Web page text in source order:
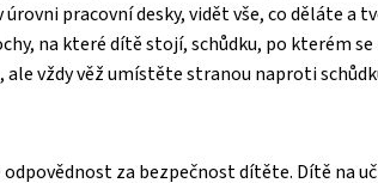
pracovní desky, vidět vše, co děláte
na které dítě stojí, schůdku, po kterém
vždy věž umístěte stranou naproti
za bezpečnost dítěte. Dítě na